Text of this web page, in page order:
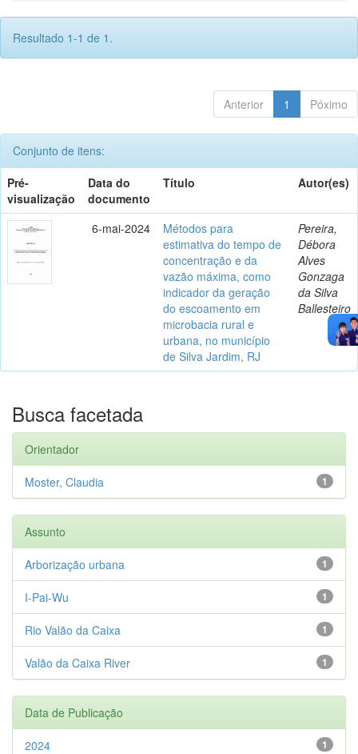
Resultado 1-1 de 1.
Anterior 1 Póximo
Conjunto de itens:
Pré-
visualização
Data do
documento
Título Autor(es)
6-mai-2024
Métodos para
estimativa do tempo de
concentração e da
vazão máxima, como
indicador da geração
do escoamento em
microbacia rural e
urbana, no município
de Silva Jardim, RJ
Pereira,
Débora
Alves
Gonzaga
da Silva
Ballesteiro
Busca facetada
Orientador
1
Moster, Claudia
Assunto
1
Arborização urbana
1
I-Pai-Wu
1
Rio Valão da Caixa
1
Valão da Caixa River
Data de Publicação
1
2024